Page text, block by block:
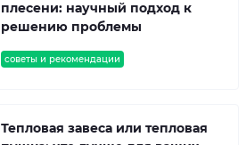
советы и рекомендации
плесени: научный подход к
решению проблемы
Тепловая завеса или тепловая